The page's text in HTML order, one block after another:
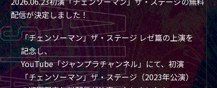
配信が決定しました！
「チェンソーマン」ザ・ステージ レゼ篇の上演を
記念し、
YouTube「ジャンプラチャンネル」にて、初演
「チェンソーマン」ザ・ステージ（2023年公演）